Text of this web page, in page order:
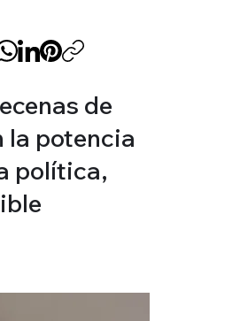
de
la potencia
política,